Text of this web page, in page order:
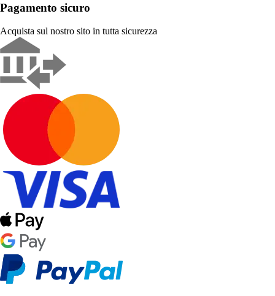
Pagamento sicuro
Acquista sul nostro sito in tutta sicurezza